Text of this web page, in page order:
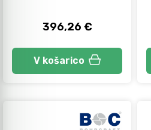
396,26 €
V košarico